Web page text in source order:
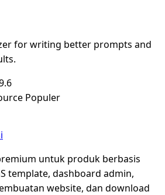
for writing better prompts and
Populer
untuk produk berbasis
template, dashboard admin,
website, dan download